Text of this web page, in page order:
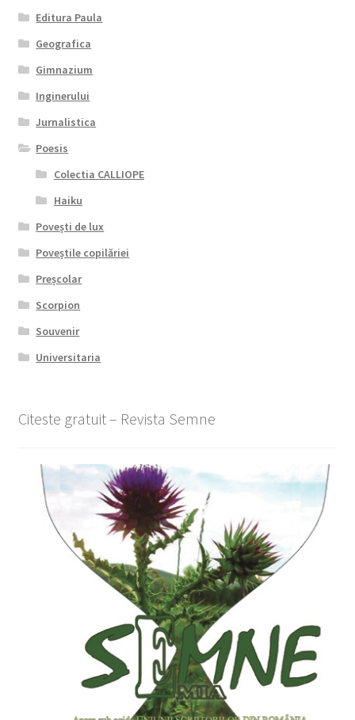
Editura Paula
Geografica
Gimnazium
Inginerului
Jurnalistica
Poesis
Colectia CALLIOPE
Haiku
Povești de lux
Poveștile copilăriei
Preșcolar
Scorpion
Souvenir
Universitaria
Citeste gratuit – Revista Semne